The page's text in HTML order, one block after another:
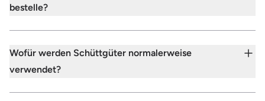
bestelle?
Wofür werden Schüttgüter normalerweise
verwendet?